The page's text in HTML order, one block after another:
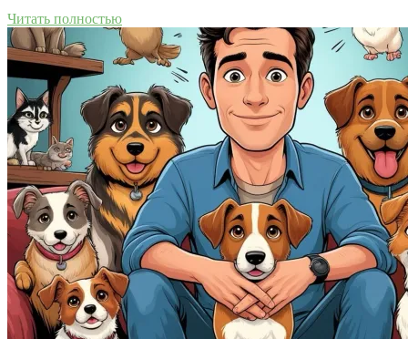
Читать полностью